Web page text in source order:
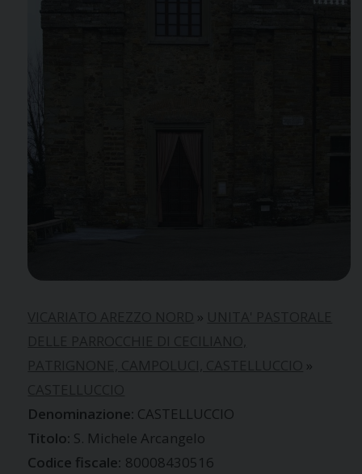
»
»
CASTELLUCCIO
S. Michele Arcangelo
Codice fiscale: 80008430516